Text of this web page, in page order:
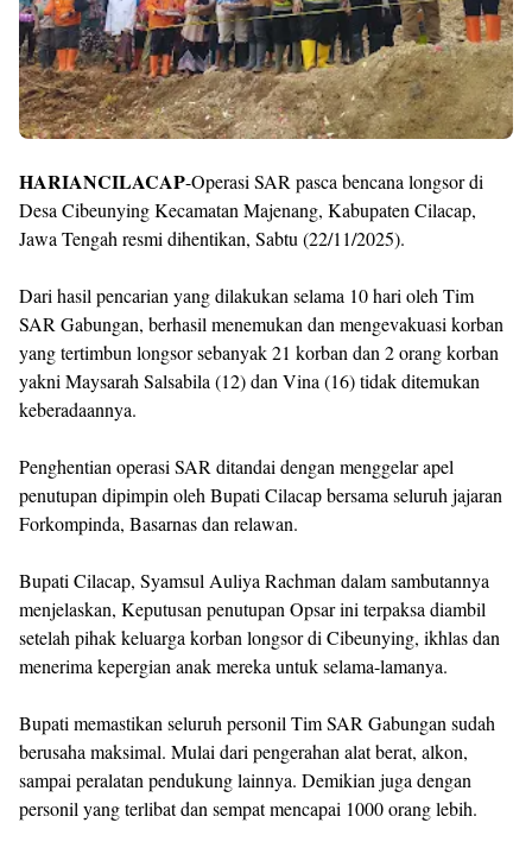
HARIANCILACAP-Operasi SAR pasca bencana longsor di
Desa Cibeunying Kecamatan Majenang, Kabupaten Cilacap,
Jawa Tengah resmi dihentikan, Sabtu (22/11/2025).
Dari hasil pencarian yang dilakukan selama 10 hari oleh Tim
SAR Gabungan, berhasil menemukan dan mengevakuasi korban
yang tertimbun longsor sebanyak 21 korban dan 2 orang korban
yakni Maysarah Salsabila (12) dan Vina (16) tidak ditemukan
keberadaannya.
Penghentian operasi SAR ditandai dengan menggelar apel
penutupan dipimpin oleh Bupati Cilacap bersama seluruh jajaran
Forkompinda, Basarnas dan relawan.
Bupati Cilacap, Syamsul Auliya Rachman dalam sambutannya
menjelaskan, Keputusan penutupan Opsar ini terpaksa diambil
setelah pihak keluarga korban longsor di Cibeunying, ikhlas dan
menerima kepergian anak mereka untuk selama-lamanya.
Bupati memastikan seluruh personil Tim SAR Gabungan sudah
berusaha maksimal. Mulai dari pengerahan alat berat, alkon,
sampai peralatan pendukung lainnya. Demikian juga dengan
personil yang terlibat dan sempat mencapai 1000 orang lebih.